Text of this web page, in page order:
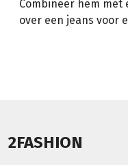
Combineer hem met
over een jeans voor
2FASHION